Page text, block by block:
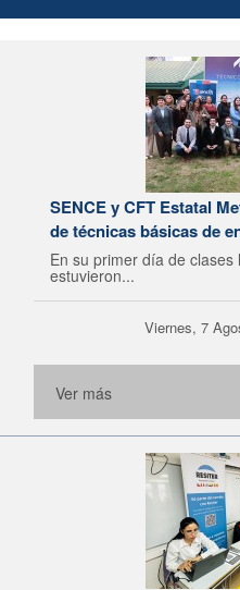
SENCE y CFT Estatal
de técnicas básicas de
En su primer día de
estuvieron...
Viernes, 7
Ver más